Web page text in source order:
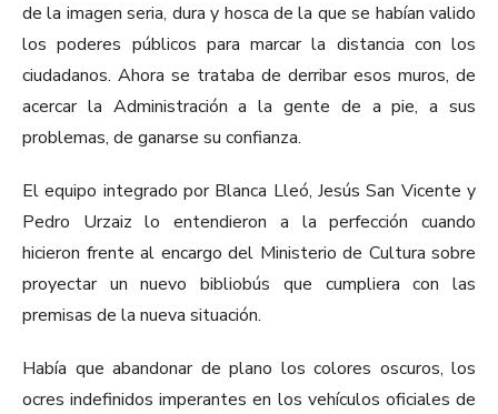
de la imagen seria, dura y hosca de la que se habían valido
los poderes públicos para marcar la distancia con los
ciudadanos. Ahora se trataba de derribar esos muros, de
acercar la Administración a la gente de a pie, a sus
problemas, de ganarse su confianza.
El equipo integrado por Blanca Lleó, Jesús San Vicente y
Pedro Urzaiz lo entendieron a la perfección cuando
hicieron frente al encargo del Ministerio de Cultura sobre
proyectar un nuevo bibliobús que cumpliera con las
premisas de la nueva situación.
Había que abandonar de plano los colores oscuros, los
ocres indefinidos imperantes en los vehículos oficiales de